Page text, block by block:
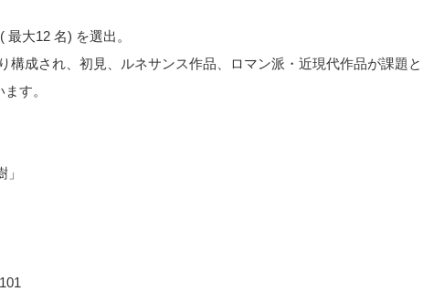
大12 名) を選出。
構成され、初見、ルネサンス作品、ロマン派・近現代作品が課題
す。